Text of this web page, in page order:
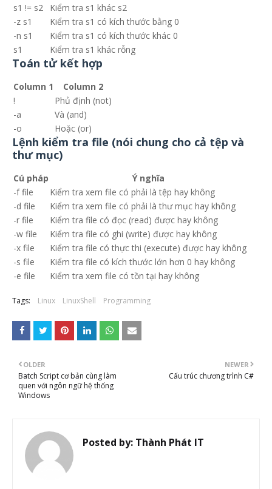
s1 != s2
Kiểm tra s1 khác s2
-z s1
Kiểm tra s1 có kích thước bằng 0
-n s1
Kiểm tra s1 có kích thước khác 0
s1
Kiểm tra s1 khác rỗng
Toán tử kết hợp
Column 1
Column 2
!
Phủ định (not)
-a
Và (and)
-o
Hoặc (or)
Lệnh kiểm tra file (nói chung cho cả tệp và
thư mục)
Cú pháp
Ý nghĩa
-f file
Kiểm tra xem file có phải là tệp hay không
-d file
Kiểm tra xem file có phải là thư mục hay không
-r file
Kiểm tra file có đọc (read) được hay không
-w file
Kiểm tra file có ghi (write) được hay không
-x file
Kiểm tra file có thực thi (execute) được hay không
-s file
Kiểm tra file có kích thước lớn hơn 0 hay không
-e file
Kiểm tra xem file có tồn tại hay không
Tags: Linux LinuxShell Programming
NEWER
Cấu trúc chương trình C#
OLDER
Batch Script cơ bản cùng làm
quen với ngôn ngữ hệ thống
Windows
Posted by: Thành Phát IT